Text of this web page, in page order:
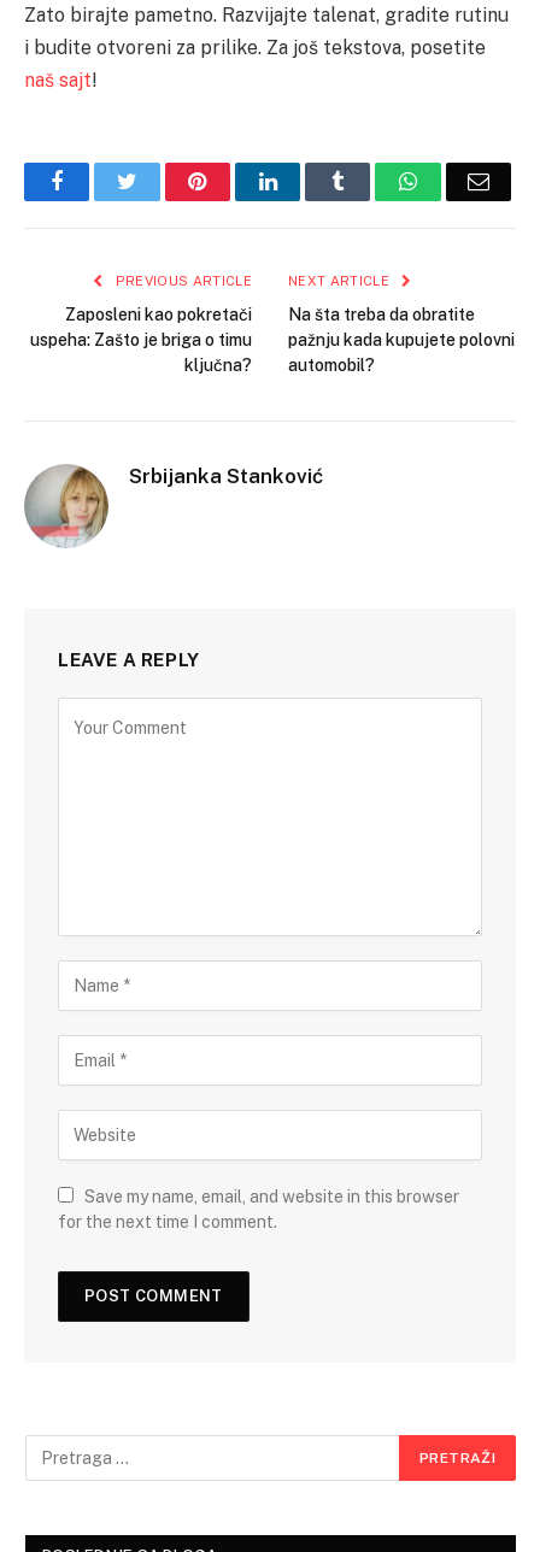
Zato birajte pametno. Razvijajte talenat, gradite rutinu
i budite otvoreni za prilike. Za još tekstova, posetite
naš sajt!
FacebookTwitter PinterestLinkedInTumblr WhatsAppEmail
PREVIOUS ARTICLE
Zaposleni kao pokretači
uspeha: Zašto je briga o timu
ključna?
NEXT ARTICLE
Na šta treba da obratite
pažnju kada kupujete polovni
automobil?
Srbijanka Stanković
LEAVE A REPLY
Save my name, email, and website in this browser
for the next time I comment.